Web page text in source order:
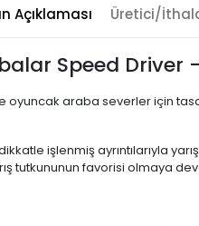
Açıklaması Üretici/
Speed Driver
oyuncak araba severler için
işlenmiş ayrıntılarıyla
tutkununun favorisi olmaya